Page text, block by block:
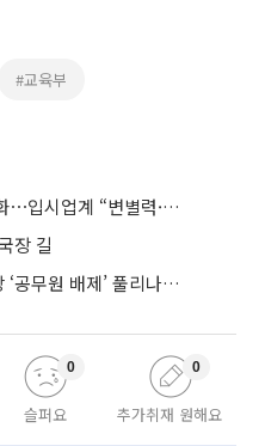
#교육부
수능 절대평가·서논술형 공론화⋯입시업계 “변별력·사교육 대책 먼저”
장 길
’ 풀리나…응시자격 다시 열렸다
슬퍼요
0
추가취재 원해요
0